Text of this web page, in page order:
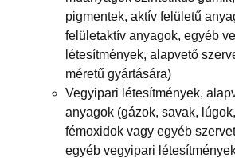
pigmentek, aktív felületű
felületaktív anyagok, egyéb
létesítmények, alapvető
méretű gyártására)
Vegyipari létesítmények,
anyagok (gázok, savak,
fémoxidok vagy egyéb
egyéb vegyipari